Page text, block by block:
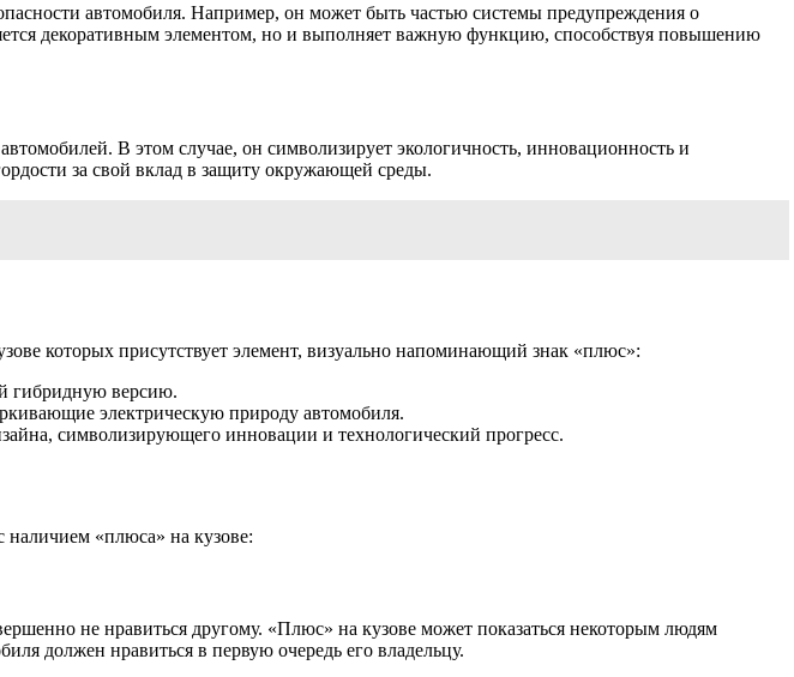
автомобиля. Например, он может быть частью системы предупреждения о
декоративным элементом, но и выполняет важную функцию, способствуя повышению
В этом случае, он символизирует экологичность, инновационность и
за свой вклад в защиту окружающей среды.
которых присутствует элемент, визуально напоминающий знак «плюс»:
гибридную версию.
электрическую природу автомобиля.
символизирующего инновации и технологический прогресс.
наличием «плюса» на кузове:
не нравиться другому. «Плюс» на кузове может показаться некоторым людям
должен нравиться в первую очередь его владельцу.